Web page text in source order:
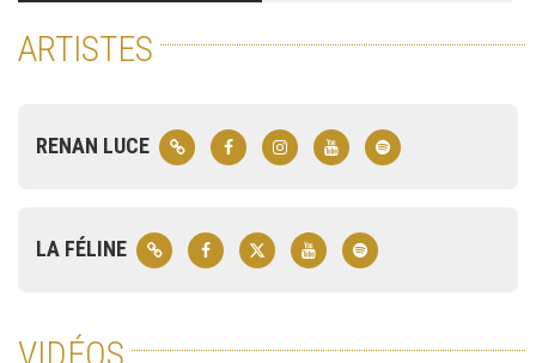
ARTISTES
RENAN LUCE
LA FÉLINE
VIDÉOS